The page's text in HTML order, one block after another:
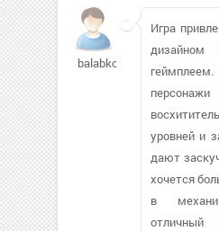
balabkolg9
Игра
дизайном
уровней и
дают
хочется
в
отличный